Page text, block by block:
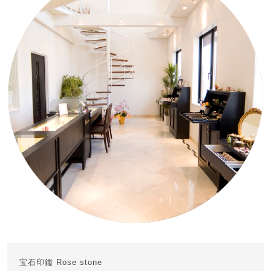
宝石印鑑 Rose stone